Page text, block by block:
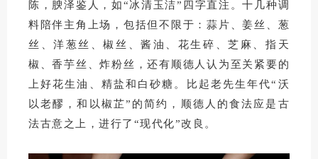
陈，腴泽鉴人，如“冰清玉洁”四字直注。十几种调
料陪伴主角上场，包括但不限于：蒜片、姜丝、葱
丝、洋葱丝、椒丝、酱油、花生碎、芝麻、指天
椒、香芋丝、炸粉丝，还有顺德人认为至关紧要的
上好花生油、精盐和白砂糖。比起老先生年代“沃
以老醪，和以椒芷”的简约，顺德人的食法应是古
法古意之上，进行了“现代化”改良。